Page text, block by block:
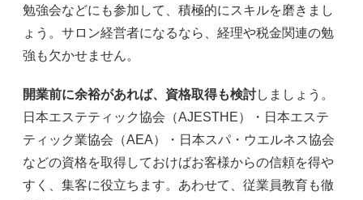
勉強会などにも参加して、積極的にスキルを磨きまし
ょう。サロン経営者になるなら、経理や税金関連の勉
強も欠かせません。
開業前に余裕があれば、資格取得も検討しましょう。
日本エステティック協会（AJESTHE）・日本エステ
ティック業協会（AEA）・日本スパ・ウエルネス協会
などの資格を取得しておけばお客様からの信頼を得や
すく、集客に役立ちます。あわせて、従業員教育も徹